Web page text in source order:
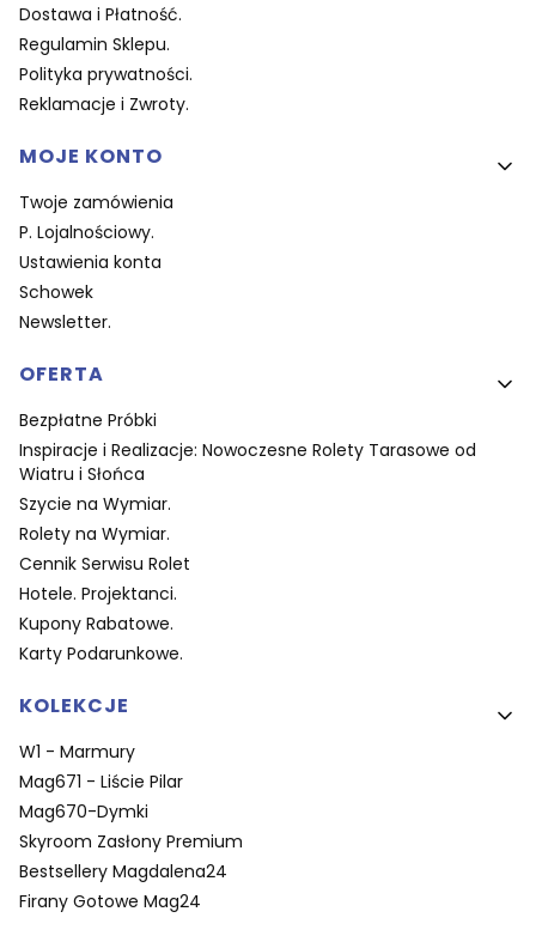
Dostawa i Płatność.
Regulamin Sklepu.
Polityka prywatności.
Reklamacje i Zwroty.
MOJE KONTO
Twoje zamówienia
P. Lojalnościowy.
Ustawienia konta
Schowek
Newsletter.
OFERTA
Bezpłatne Próbki
Inspiracje i Realizacje: Nowoczesne Rolety Tarasowe od
Wiatru i Słońca
Szycie na Wymiar.
Rolety na Wymiar.
Cennik Serwisu Rolet
Hotele. Projektanci.
Kupony Rabatowe.
Karty Podarunkowe.
KOLEKCJE
W1 - Marmury
Mag671 - Liście Pilar
Mag670-Dymki
Skyroom Zasłony Premium
Bestsellery Magdalena24
Firany Gotowe Mag24